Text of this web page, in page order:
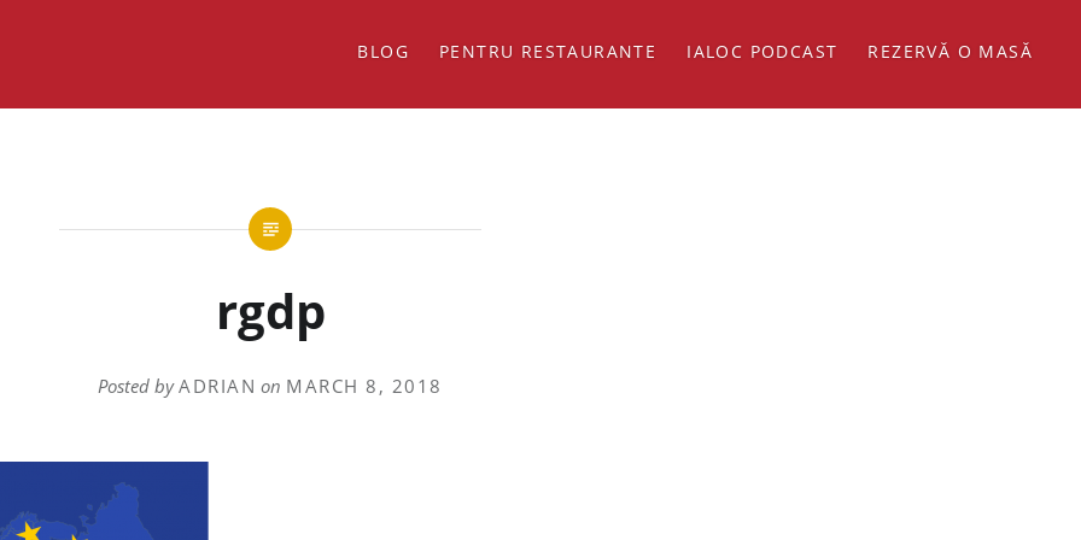
BLOG PENTRU RESTAURANTE IALOC PODCAST REZERVĂ O MASĂ
rgdp
Posted byADRIAN on MARCH 8, 2018